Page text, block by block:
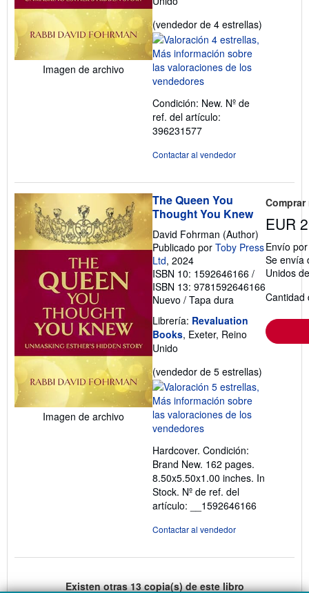
Imagen de archivo
(vendedor de 4 estrellas)
Condición: New. Nº de
ref. del artículo:
396231577
Contactar al vendedor
Imagen de archivo
The Queen You
Thought You Knew
David Fohrman (Author)
Publicado por Toby Press
Ltd, 2024
ISBN 10: 1592646166 /
ISBN 13: 9781592646166
Nuevo / Tapa dura
Librería: Revaluation
Books, Exeter, Reino
Unido
(vendedor de 5 estrellas)
Hardcover. Condición:
Brand New. 162 pages.
8.50x5.50x1.00 inches. In
Stock. Nº de ref. del
artículo: __1592646166
Contactar al vendedor
EUR
Envío
Se envía
Unidos
Cantidad
Existen otras13copia(s) de este libro